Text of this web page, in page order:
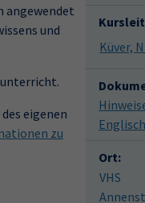
angewendet
und
eigenen
zu
Ort:
VHS